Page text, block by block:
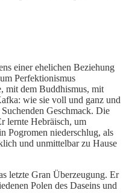
einer ehelichen Beziehung
Perfektionismus
mit dem Buddhismus, mit
wie sie voll und ganz und
Geschmack. Die
lernte Hebräisch, um
Pogromen niederschlug, als
und unmittelbar zu Hause
letzte Gran Überzeugung. Er
Polen des Daseins und